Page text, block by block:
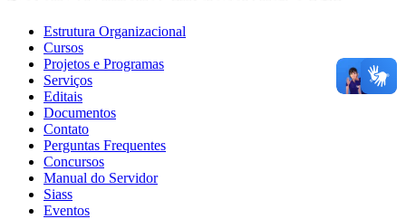
Estrutura Organizacional
Cursos
Projetos e Programas
Serviços
Editais
Documentos
Contato
Perguntas Frequentes
Concursos
Manual do Servidor
Siass
Eventos